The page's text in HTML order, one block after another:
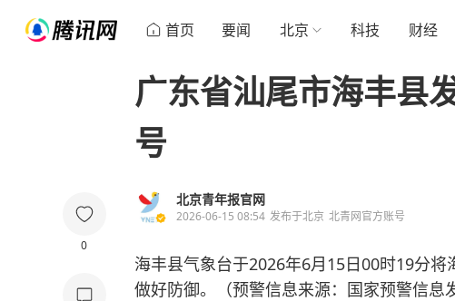
首页 要闻 北京 科技 财经
0
广东省汕尾市海丰县
号
北京青年报官网
2026-06-15 08:54 发布于北京 北青网官方账号
海丰县气象台于2026年6月15日00时19分
做好防御。（预警信息来源：国家预警信息